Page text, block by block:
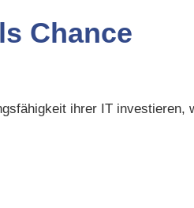
Chance
ihrer IT investieren,